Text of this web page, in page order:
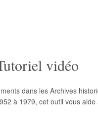
vidéo
dans les Archives
à 1979, cet outil vous